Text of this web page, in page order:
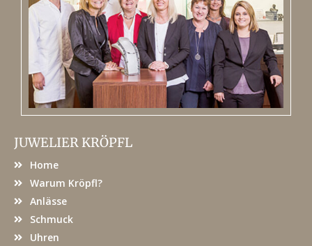
JUWELIER KRÖPFL
Home
Warum Kröpfl?
Anlässe
Schmuck
Uhren